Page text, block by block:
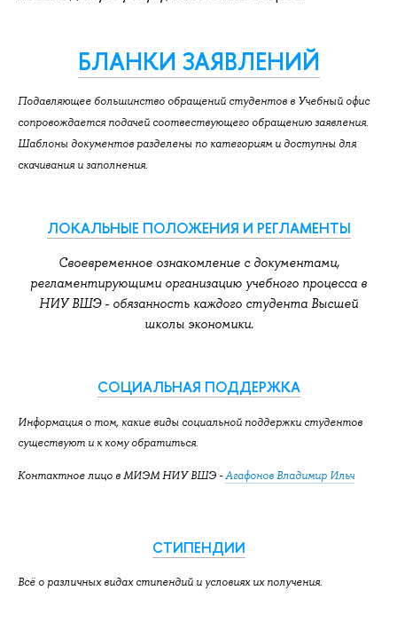
БЛАНКИ ЗАЯВЛЕНИЙ
Подавляющее большинство обращений студентов в Учебный офис
сопровождается подачей соотвествующего обращению заявления.
Шаблоны документов разделены по категориям и доступны для
скачивания и заполнения.
ЛОКАЛЬНЫЕ ПОЛОЖЕНИЯ И РЕГЛАМЕНТЫ
Своевременное ознакомление с документами,
регламентирующими организацию учебного процесса в
НИУ ВШЭ - обязанность каждого студента Высшей
школы экономики.
СОЦИАЛЬНАЯ ПОДДЕРЖКА
Информация о том, какие виды социальной поддержки студентов
существуют и к кому обратиться.
Контактное лицо в МИЭМ НИУ ВШЭ -Агафонов Владимир Ильч
СТИПЕНДИИ
Всё о различных видах стипендий и условиях их получения.